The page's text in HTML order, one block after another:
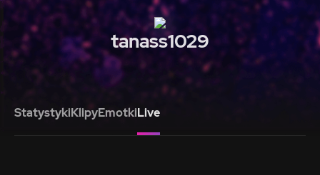
tanass1029
StatystykiKlipyEmotkiLive